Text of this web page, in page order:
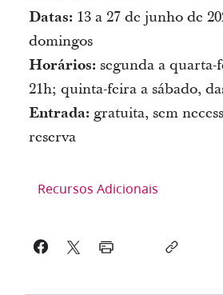
Datas:13 a 27 de junho de
domingos
Horários:segunda a quarta-
21h; quinta-feira a sábado,
Entrada:gratuita, sem
reserva
Recursos Adicionais